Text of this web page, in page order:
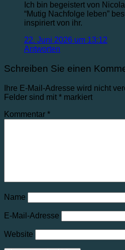
Ich bin begeistert von
“Mutig Nachfolge leben”
inspiriert von ihr.
22. Juni 2026 um 13:12
Antworten
Schreiben Sie einen
Ihre E-Mail-Adresse wird nicht
Felder sind mit * markiert
Kommentar *
Name
E-Mail-Adresse
Website